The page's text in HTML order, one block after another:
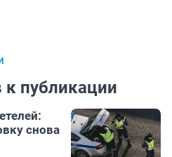
публикации
снова